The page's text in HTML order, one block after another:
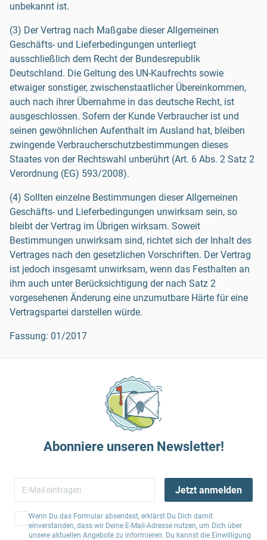
unbekannt ist.
(3) Der Vertrag nach Maßgabe dieser Allgemeinen
Geschäfts- und Lieferbedingungen unterliegt
ausschließlich dem Recht der Bundesrepublik
Deutschland. Die Geltung des UN-Kaufrechts sowie
etwaiger sonstiger, zwischenstaatlicher Übereinkommen,
auch nach ihrer Übernahme in das deutsche Recht, ist
ausgeschlossen. Sofern der Kunde Verbraucher ist und
seinen gewöhnlichen Aufenthalt im Ausland hat, bleiben
zwingende Verbraucherschutzbestimmungen dieses
Staates von der Rechtswahl unberührt (Art. 6 Abs. 2 Satz 2
Verordnung (EG) 593/2008).
(4) Sollten einzelne Bestimmungen dieser Allgemeinen
Geschäfts- und Lieferbedingungen unwirksam sein, so
bleibt der Vertrag im Übrigen wirksam. Soweit
Bestimmungen unwirksam sind, richtet sich der Inhalt des
Vertrages nach den gesetzlichen Vorschriften. Der Vertrag
ist jedoch insgesamt unwirksam, wenn das Festhalten an
ihm auch unter Berücksichtigung der nach Satz 2
vorgesehenen Änderung eine unzumutbare Härte für eine
Vertragspartei darstellen würde.
Fassung: 01/2017
Abonniere unseren Newsletter!
Jetzt anmelden
Wenn Du das Formular absendest, erklärst Du Dich damit
einverstanden, dass wir Deine E-Mail-Adresse nutzen, um Dich über
unsere aktuellen Angebote zu informieren. Du kannst die Einwilligung